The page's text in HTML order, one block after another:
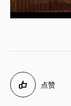
点赞